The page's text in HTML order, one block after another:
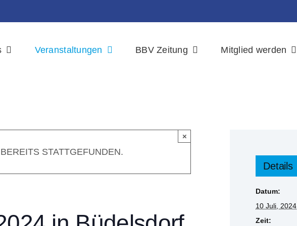
Veranstaltungen BBV Zeitung Mitglied werden
STATTGEFUNDEN.
×
Details
Datum:
10 Juli, 2024
Zeit: